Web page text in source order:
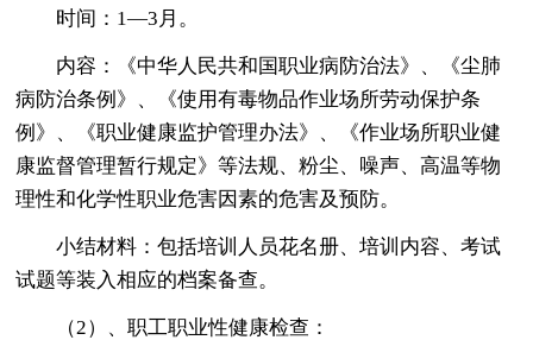
时间：1—3月。
内容：《中华人民共和国职业病防治法》、《尘肺
病防治条例》、《使用有毒物品作业场所劳动保护条
例》、《职业健康监护管理办法》、《作业场所职业健
康监督管理暂行规定》等法规、粉尘、噪声、高温等物
理性和化学性职业危害因素的危害及预防。
小结材料：包括培训人员花名册、培训内容、考试
试题等装入相应的档案备查。
（2）、职工职业性健康检查：